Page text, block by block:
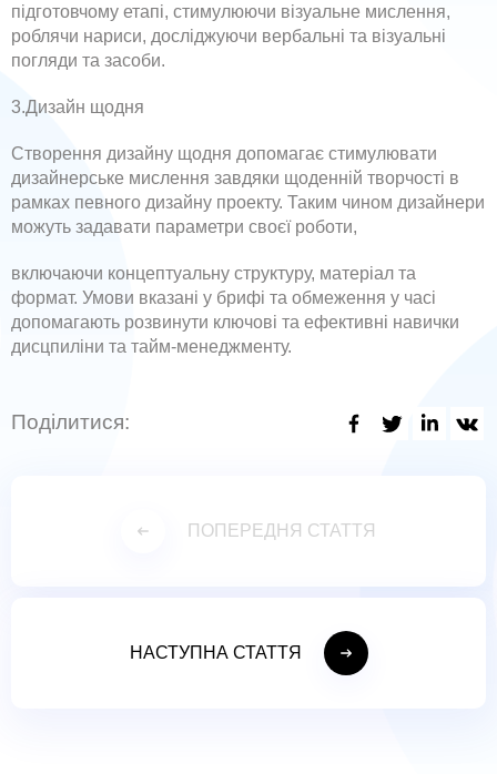
підготовчому етапі, стимулюючи візуальне мислення,
роблячи нариси, досліджуючи вербальні та візуальні
погляди та засоби.
3.Дизайн щодня
Створення дизайну щодня допомагає стимулювати
дизайнерське мислення завдяки щоденній творчості в
рамках певного дизайну проекту. Таким чином дизайнери
можуть задавати параметри своєї роботи,
включаючи концептуальну структуру, матеріал та
формат. Умови вказані у брифі та обмеження у часі
допомагають розвинути ключові та ефективні навички
дисцпиліни та тайм-менеджменту.
Поділитися:
ПОПЕРЕДНЯ СТАТТЯ
НАСТУПНА СТАТТЯ